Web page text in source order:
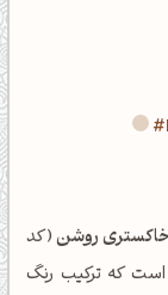
روشن(کد
است که ترکیب رنگ